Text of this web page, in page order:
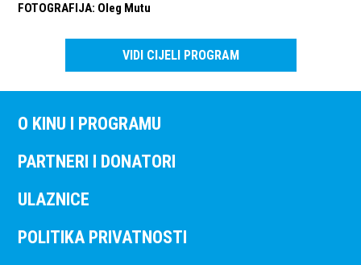
FOTOGRAFIJA: Oleg Mutu
VIDI CIJELI PROGRAM
O KINU I PROGRAMU
PARTNERI I DONATORI
ULAZNICE
POLITIKA PRIVATNOSTI